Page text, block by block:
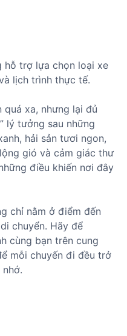
hỗ trợ lựa chọn loại xe
lịch trình thực tế.
xa, nhưng lại đủ
lý tưởng sau những
hải sản tươi ngon,
gió và cảm giác thư
điều khiến nơi đây
chỉ nằm ở điểm đến
chuyển. Hãy để
cùng bạn trên cung
mỗi chuyến đi đều trở